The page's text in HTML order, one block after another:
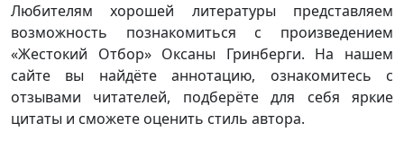
Любителям хорошей литературы представляем
возможность познакомиться с произведением
«Жестокий Отбор» Оксаны Гринберги. На нашем
сайте вы найдёте аннотацию, ознакомитесь с
отзывами читателей, подберёте для себя яркие
цитаты и сможете оценить стиль автора.